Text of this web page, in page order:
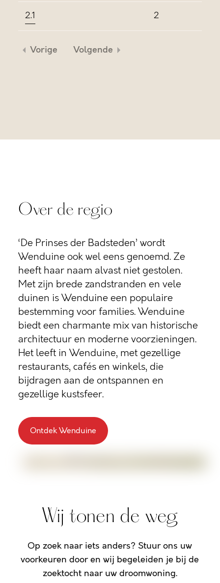
2.1 2
Vorige Volgende
Over de regio
‘De Prinses der Badsteden’ wordt
Wenduine ook wel eens genoemd. Ze
heeft haar naam alvast niet gestolen.
Met zijn brede zandstranden en vele
duinen is Wenduine een populaire
bestemming voor families. Wenduine
biedt een charmante mix van historische
architectuur en moderne voorzieningen.
Het leeft in Wenduine, met gezellige
restaurants, cafés en winkels, die
bijdragen aan de ontspannen en
gezellige kustsfeer.
Ontdek Wenduine
Wij tonen de weg
Op zoek naar iets anders? Stuur ons uw
voorkeuren door en wij begeleiden je bij de
zoektocht naar uw droomwoning.